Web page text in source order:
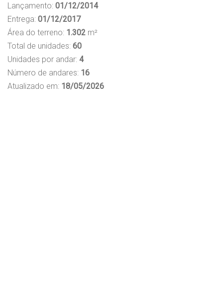
Lançamento: 01/12/2014
Entrega: 01/12/2017
Área do terreno: 1.302 m²
Total de unidades: 60
Unidades por andar: 4
Número de andares: 16
Atualizado em: 18/05/2026